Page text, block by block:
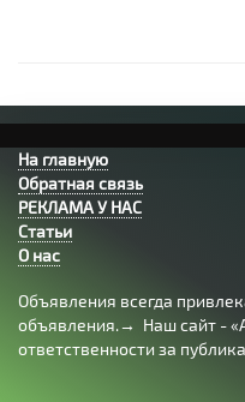
На главную
Обратная связь
РЕКЛАМА У НАС
Статьи
О нас
Объявления всегда
объявления.→ Наш сайт -
ответственности за